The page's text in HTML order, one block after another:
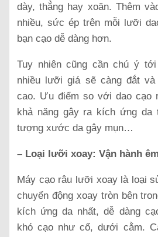
dày, thẳng hay xoăn. Thêm
nhiều, sức ép trên mỗi lưỡi
bạn cạo dễ dàng hơn.
Tuy nhiên cũng cần chú ý
nhiều lưỡi giá sẽ càng đắt
cao. Ưu điểm so với dao cạo
khả năng gây ra kích ứng da
tượng xước da gây mụn…
– Loại lưỡi xoay: Vận hành
Máy cạo râu lưỡi xoay là loại
chuyển động xoay tròn bên
kích ứng da nhất, dễ dàng
khó cạo như cổ, dưới cằm.